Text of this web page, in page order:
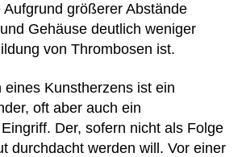
größerer Abstände
Gehäuse deutlich weniger
von Thrombosen ist.
eines Kunstherzens ist ein
oft aber auch ein
Der, sofern nicht als Folge
durchdacht werden will. Vor einer